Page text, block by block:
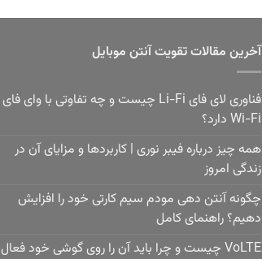
آخرین مقالات تقویت آنتن موبایل
فناوری لای فای Li-Fi چیست و چه تفاوتی با وای فای
Wi-Fi دارد؟
همه چیز درباره فیبر نوری | کاربردها و مزایای آن در
زندگی امروز
چگونه آنتن دهی مودم سیم کارتی خود را افزایش
دهیم؟ راهنمای کامل
VoLTE چیست و چرا باید آن را روی گوشی خود فعال